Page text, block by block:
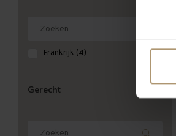
Frankrijk (4)
Gerecht